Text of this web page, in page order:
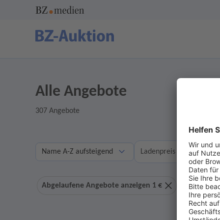
Alle Angebote
307 Angebote
Ladenpreis
Abgelaufene Angebote anzeigen 1 € Ohne